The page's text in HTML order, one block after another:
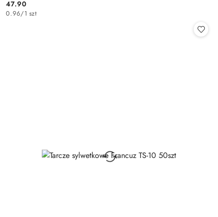
Cena:
47.90
0.96/1 szt